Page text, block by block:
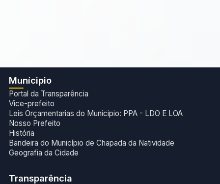
Munícipio
Portal da Transparência
Vice-prefeito
Leis Orçamentarias do Municipio: PPA - LDO E LOA
Nosso Prefeito
História
Bandeira do Município de Chapada da Natividade
Geografia da Cidade
Transparência